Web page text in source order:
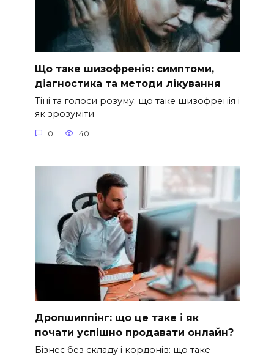
Що таке шизофренія: симптоми,
діагностика та методи лікування
Тіні та голоси розуму: що таке шизофренія і
як зрозуміти
0 40
Дропшиппінг: що це таке і як
почати успішно продавати онлайн?
Бізнес без складу і кордонів: що таке